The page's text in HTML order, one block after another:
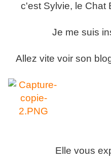
c'est Sylvie, le Chat
Je me suis
Allez vite voir son
Elle vous